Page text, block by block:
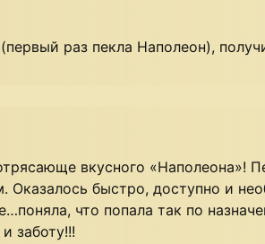
раз пекла Наполеон),
вкусного «Наполеона»!
Оказалось быстро, доступно и
что попала так по
заботу!!!